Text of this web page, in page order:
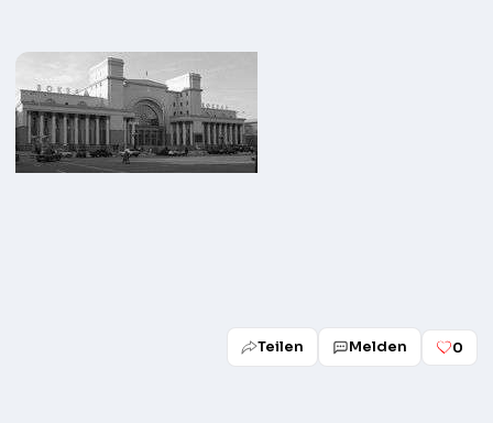
Teilen Melden 0